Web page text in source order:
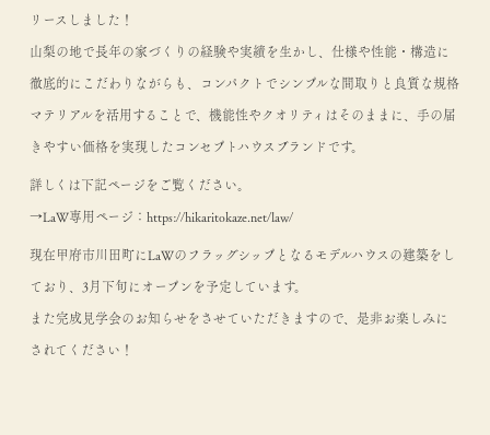
リースしました！
山梨の地で長年の家づくりの経験や実績を生かし、仕様や性能・構造に
徹底的にこだわりながらも、コンパクトでシンプルな間取りと良質な規格
マテリアルを活用することで、機能性やクオリティはそのままに、手の届
きやすい価格を実現したコンセプトハウスブランドです。
詳しくは下記ページをご覧ください。
→LaW専用ページ：https://hikaritokaze.net/law/
現在甲府市川田町にLaWのフラッグシップとなるモデルハウスの建築をし
ており、3月下旬にオープンを予定しています。
また完成見学会のお知らせをさせていただきますので、是非お楽しみに
されてください！